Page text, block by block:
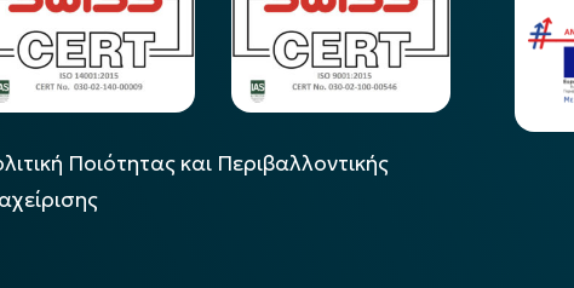
Ποιότητας και Περιβαλλοντικής